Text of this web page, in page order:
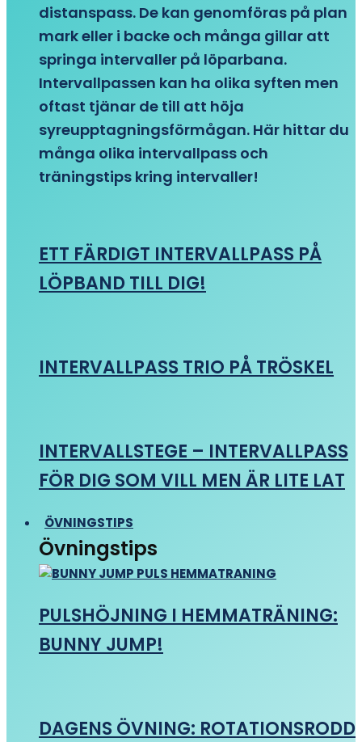
distanspass. De kan genomföras på plan
mark eller i backe och många gillar att
springa intervaller på löparbana.
Intervallpassen kan ha olika syften men
oftast tjänar de till att höja
syreupptagningsförmågan. Här hittar du
många olika intervallpass och
träningstips kring intervaller!
ETT FÄRDIGT INTERVALLPASS PÅ
LÖPBAND TILL DIG!
INTERVALLPASS TRIO PÅ TRÖSKEL
INTERVALLSTEGE – INTERVALLPASS
FÖR DIG SOM VILL MEN ÄR LITE LAT
ÖVNINGSTIPS
Övningstips
PULSHÖJNING I HEMMATRÄNING:
BUNNY JUMP!
DAGENS ÖVNING: ROTATIONSRODD